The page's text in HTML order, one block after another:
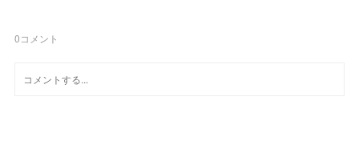
0コメント